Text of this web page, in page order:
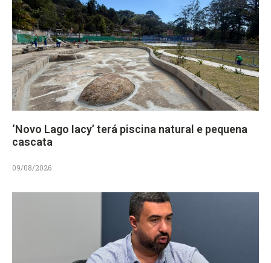
‘Novo Lago Iacy’ terá piscina natural e pequena
cascata
09/08/2026